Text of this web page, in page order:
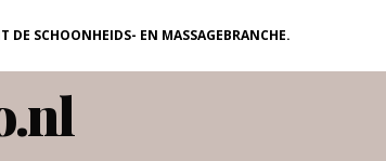
DE SCHOONHEIDS- EN MASSAGEBRANCHE.